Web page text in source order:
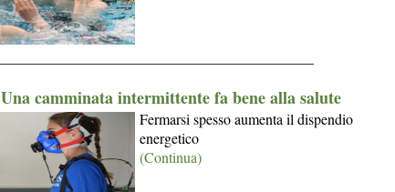
Una camminata intermittente fa bene alla salute
Fermarsi spesso aumenta il dispendio
energetico
(Continua)